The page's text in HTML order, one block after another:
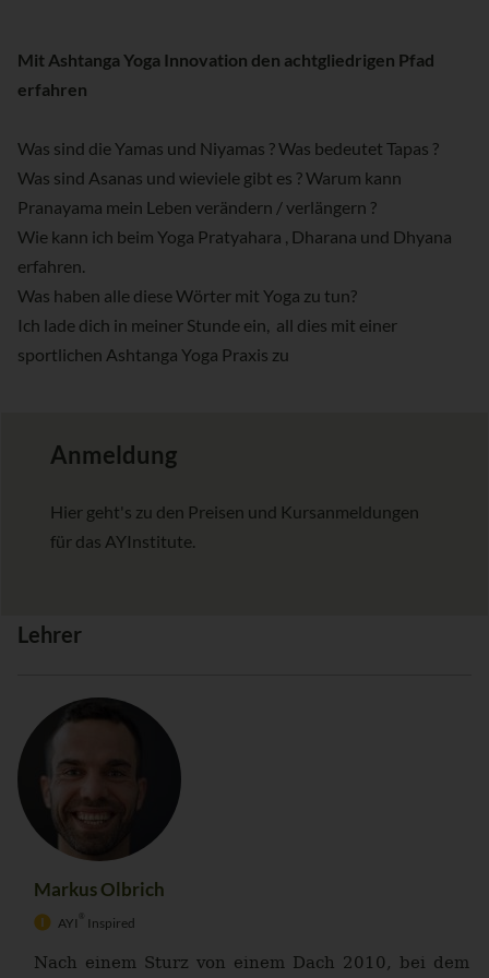
Mit Ashtanga Yoga Innovation den achtgliedrigen Pfad
erfahren
Was sind die Yamas und Niyamas ? Was bedeutet Tapas ?
Was sind Asanas und wieviele gibt es ? Warum kann
Pranayama mein Leben verändern / verlängern ?
Wie kann ich beim Yoga Pratyahara , Dharana und Dhyana
erfahren.
Was haben alle diese Wörter mit Yoga zu tun?
Ich lade dich in meiner Stunde ein, all dies mit einer
sportlichen Ashtanga Yoga Praxis zu
Anmeldung
Hier geht's zu den Preisen und Kursanmeldungen
für das AYInstitute.
Lehrer
Markus Olbrich
AYI ® Inspired
Nach einem Sturz von einem Dach 2010, bei dem